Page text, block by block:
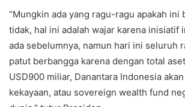
“Mungkin ada yang ragu-ragu apakah ini
tidak, hal ini adalah wajar karena inisiatif
ada sebelumnya, namun hari ini seluruh
patut berbangga karena dengan total
USD900 miliar, Danantara Indonesia
kekayaan, atau sovereign wealth fund